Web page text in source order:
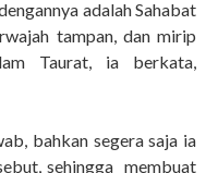
adalah Sahabat
tampan, dan mirip
Taurat, ia berkata,
bahkan segera saja ia
sehingga membuat